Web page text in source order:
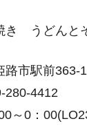
き うどんと
路市駅前363-
280-4412
～0：